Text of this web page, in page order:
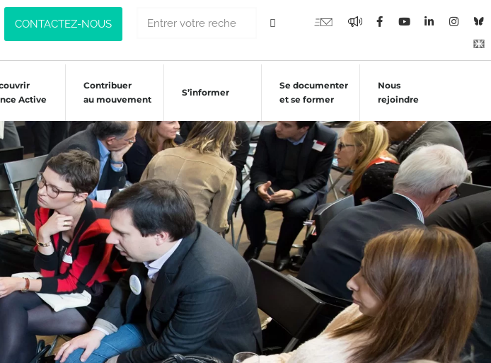
CONTACTEZ-NOUS
Active
Contribuer
au mouvement
S’informer
Se documenter
et se former
Nous
rejoindre